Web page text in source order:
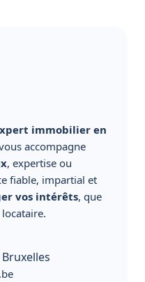
immobilier en
accompagne
, expertise ou
fiable, impartial et
vos intérêts, que